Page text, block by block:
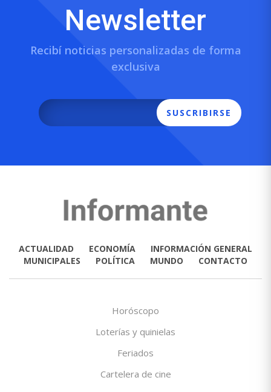
Newsletter
Recibí noticias personalizadas de forma
exclusiva
SUSCRIBIRSE
ACTUALIDAD ECONOMÍA
INFORMACIÓN GENERAL
MUNICIPALES
POLÍTICA MUNDO CONTACTO
Horóscopo
Loterías y quinielas
Feriados
Cartelera de cine